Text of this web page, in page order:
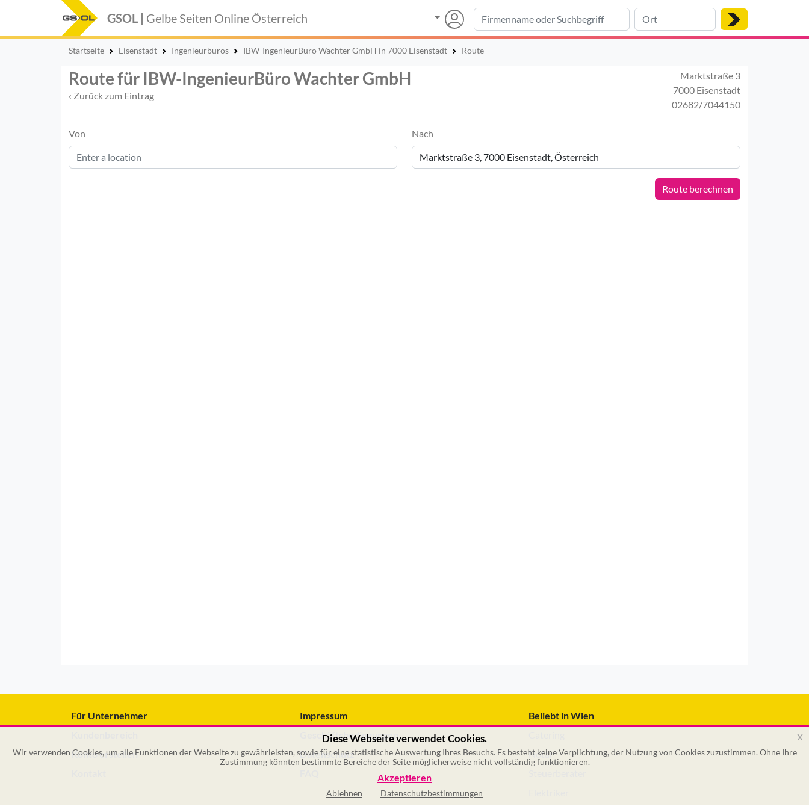
GSOL | Gelbe Seiten Online Österreich
Startseite Eisenstadt Ingenieurbüros IBW-IngenieurBüro Wachter GmbH in 7000 Eisenstadt Route
Route für IBW-IngenieurBüro Wachter GmbH
‹ Zurück zum Eintrag
Marktstraße 3
7000 Eisenstadt
02682/7044150
Von Nach
Route berechnen
Für Unternehmer
Konto erstellen
Impressum
Geschäftsbedingungen
Datenschutz
Beliebt in Wien
Notar
Diese Webseite verwendet Cookies.
Wir verwenden Cookies, um alle Funktionen der Webseite zu gewährleisten, sowie für eine statistische Auswertung Ihres Besuchs. Es besteht keine Verplichtung, der Nutzung von Cookies zuzustimmen. Ohne Ihre
Zustimmung könnten bestimmte Bereiche der Seite möglicherweise nicht vollständig funktionieren.
Akzeptieren
Ablehnen Datenschutzbestimmungen
x